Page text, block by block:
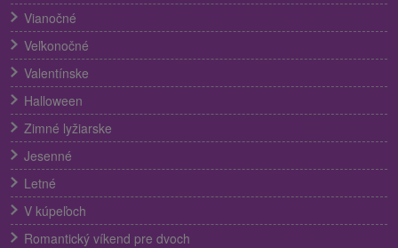
Vianočné
Veľkonočné
Valentínske
Halloween
Zimné lyžiarske
Jesenné
Letné
V kúpeľoch
Romantický víkend pre dvoch